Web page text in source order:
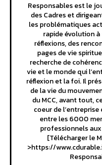
Responsables est le
des Cadres et
les problématiques
rapide évolution à
réflexions, des
pages de vie
recherche de
vie et le monde qui
réflexion et la foi. Il
de la vie du
du MCC, avant tout,
coeur de
entre les 6000
professionnels
[Télécharger le
>https://